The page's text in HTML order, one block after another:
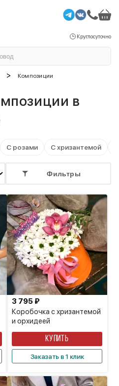
Круглосуточно
> Композиции
в
С розами С хризантемой
Фильтры
Коробочка с хризантемой
и орхидеей
3 795 ₽
КУПИТЬ
Заказать в 1 клик